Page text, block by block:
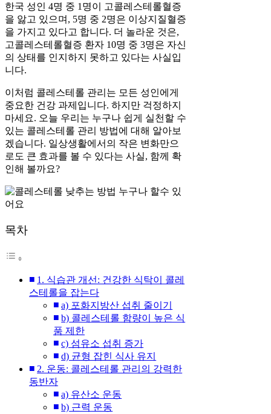
한국 성인 4명 중 1명이 고콜레스테롤혈증
을 앓고 있으며, 5명 중 2명은 이상지질혈증
을 가지고 있다고 합니다. 더 놀라운 것은,
고콜레스테롤혈증 환자 10명 중 3명은 자신
의 상태를 인지하지 못하고 있다는 사실입
니다.
이처럼 콜레스테롤 관리는 모든 성인에게
중요한 건강 과제입니다. 하지만 걱정하지
마세요. 오늘 우리는 누구나 쉽게 실천할 수
있는 콜레스테롤 관리 방법에 대해 알아보
겠습니다. 일상생활에서의 작은 변화만으
로도 큰 효과를 볼 수 있다는 사실, 함께 확
인해 볼까요?
목차
1. 식습관 개선: 건강한 식탁이 콜레
스테롤을 잡는다
a) 포화지방산 섭취 줄이기
b) 콜레스테롤 함량이 높은 식
품 제한
c) 섬유소 섭취 증가
d) 균형 잡힌 식사 유지
2. 운동: 콜레스테롤 관리의 강력한
동반자
a) 유산소 운동
b) 근력 운동